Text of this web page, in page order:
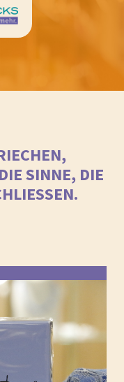
SINNE, DIE